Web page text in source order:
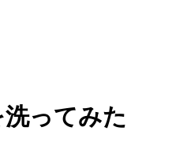
ってみた